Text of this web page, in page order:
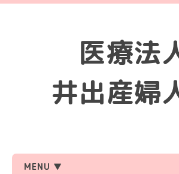
医療法
井出産婦
MENU ▼